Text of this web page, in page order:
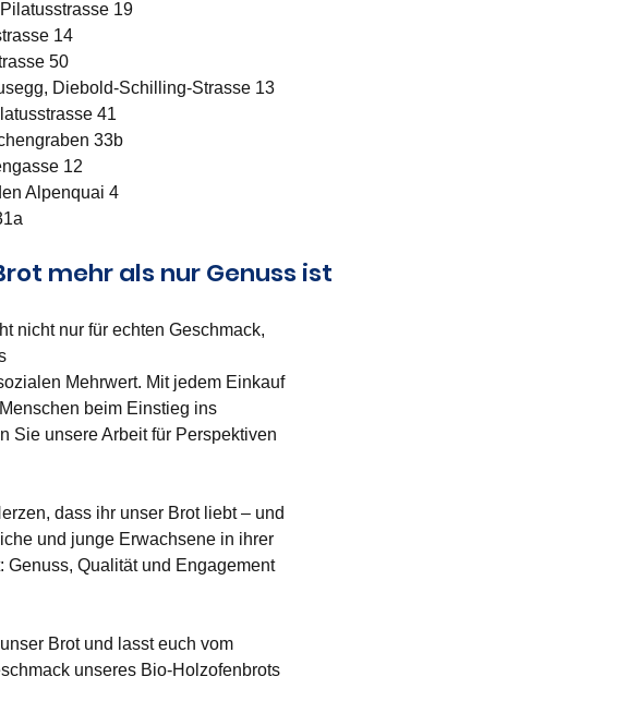
19
14
50
Diebold-Schilling-Strasse 13
41
33b
12
Alpenquai 4
mehr als nur Genuss ist
nicht nur für echten Geschmack,
Mehrwert. Mit jedem Einkauf
beim Einstieg ins
Sie unsere Arbeit für Perspektiven
dass ihr unser Brot liebt – und
und junge Erwachsene in ihrer
Genuss, Qualität und Engagement
Brot und lasst euch vom
unseres Bio-Holzofenbrots